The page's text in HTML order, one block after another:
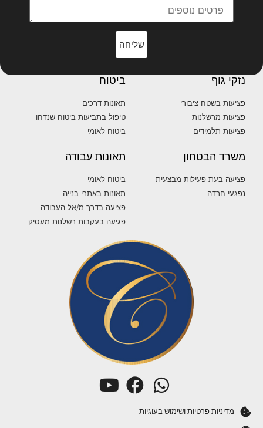
שליחה
נזקי גוף
פציעות בשטח ציבורי
פציעות מרשלנות
פציעות תלמידים
ביטוח
תאונות דרכים
טיפול בתביעות ביטוח שנדחו
ביטוח לאומי
משרד הבטחון
פציעה בעת פעילות מבצעית
נפגעי חרדה
תאונות עבודה
ביטוח לאומי
תאונות באתרי בנייה
פציעה בדרך מ/אל העבודה
פגיעה בעקבות רשלנות מעסיק
מדיניות פרטיות ושימוש בעוגיות